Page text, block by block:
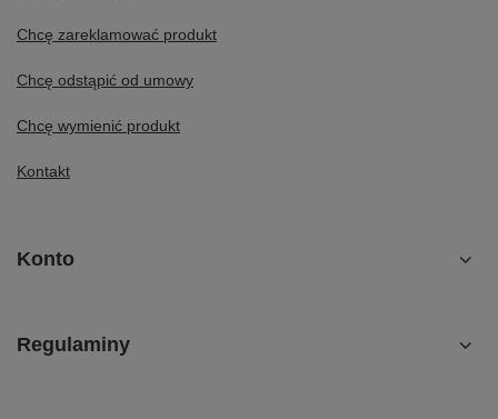
Chcę zareklamować produkt
Chcę odstąpić od umowy
Chcę wymienić produkt
Kontakt
Konto
Regulaminy